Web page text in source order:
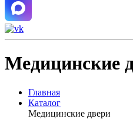
Медицинские
Главная
Каталог
Медицинские двери